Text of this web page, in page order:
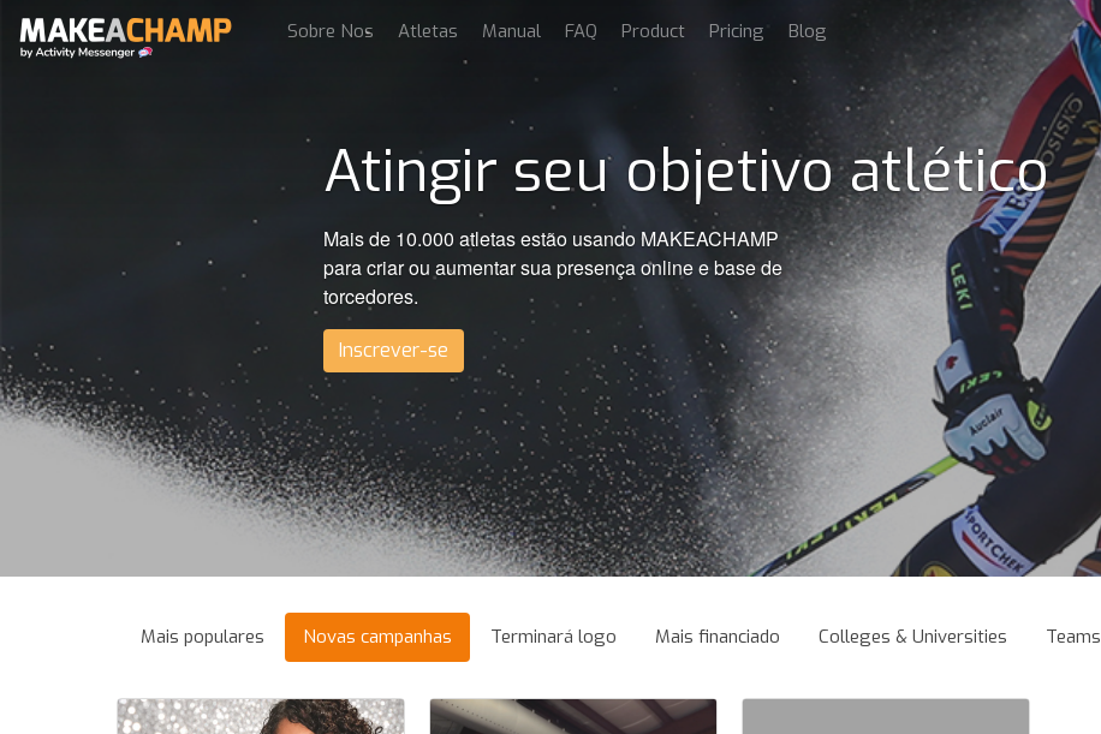
Sobre Nos Atletas Manual FAQ Product Pricing Blog
Atingir seu objetivo atlético
Mais de 10.000 atletas estão usando MAKEACHAMP
para criar ou aumentar sua presença online e base de
torcedores.
Inscrever-se
Mais populares Novas campanhas Terminará logo Mais financiado Colleges & Universities Teams